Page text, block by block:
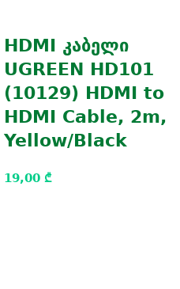
HDMI კაბელი
UGREEN HD101
(10129) HDMI to
HDMI Cable, 2m,
Yellow/Black
19,00 ₾